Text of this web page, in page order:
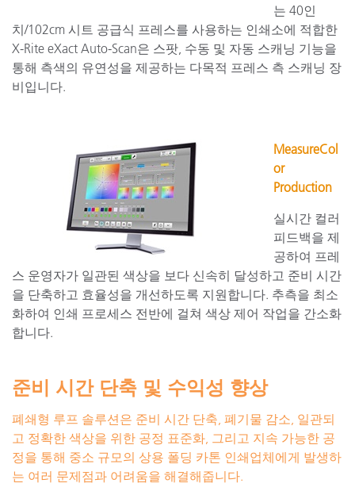
는 40인
치/102cm 시트 공급식 프레스를 사용하는 인쇄소에 적합한
X-Rite eXact Auto-Scan은 스팟, 수동 및 자동 스캐닝 기능을
통해 측색의 유연성을 제공하는 다목적 프레스 측 스캐닝 장
비입니다.
MeasureCol
or
Production
실시간 컬러
피드백을 제
공하여 프레
스 운영자가 일관된 색상을 보다 신속히 달성하고 준비 시간
을 단축하고 효율성을 개선하도록 지원합니다. 추측을 최소
화하여 인쇄 프로세스 전반에 걸쳐 색상 제어 작업을 간소화
합니다.
준비 시간 단축 및 수익성 향상
폐쇄형 루프 솔루션은 준비 시간 단축, 폐기물 감소, 일관되
고 정확한 색상을 위한 공정 표준화, 그리고 지속 가능한 공
정을 통해 중소 규모의 상용 폴딩 카톤 인쇄업체에게 발생하
는 여러 문제점과 어려움을 해결해줍니다.